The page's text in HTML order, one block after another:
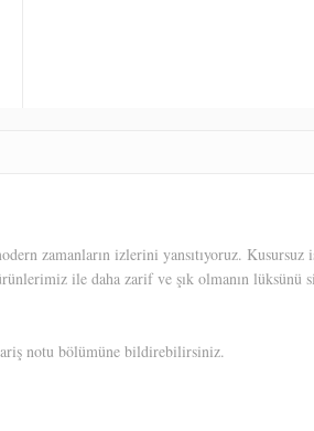
zamanların izlerini yansıtıyoruz.
ile daha zarif ve şık olmanın lüksünü
notu bölümüne bildirebilirsiniz.